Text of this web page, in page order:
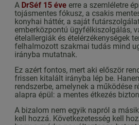
A DrSéf 15 éve erre a szemléletre
tojásmentes fókusz, a csakis
konyhai háttér, a saját
emberközpontú ügyfélkiszolgálás,
ételallergiák és ételérzékenységek
felhalmozott szakmai tudás mind
irányba mutatnak.
Ez azért fontos, mert aki először
frissen kitalált irányba lép be.
rendszerbe, amelynek a működése
alapra épül: a mentes étkezés
A bizalom nem egyik napról a
kell hozzá. Következetesség kell